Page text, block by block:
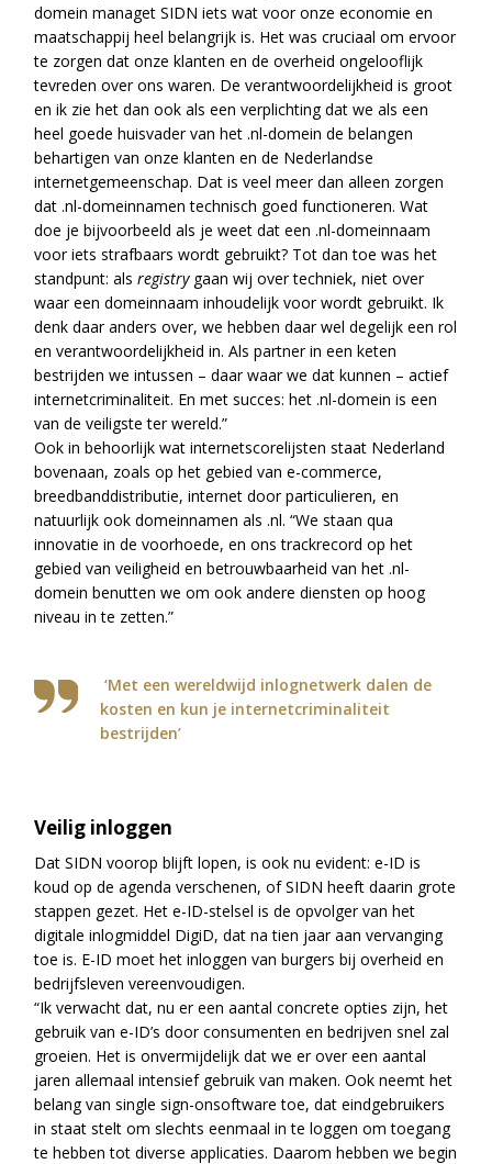
domein managet SIDN iets wat voor onze economie en
maatschappij heel belangrijk is. Het was cruciaal om ervoor
te zorgen dat onze klanten en de overheid ongelooflijk
tevreden over ons waren. De verantwoordelijkheid is groot
en ik zie het dan ook als een verplichting dat we als een
heel goede huisvader van het .nl-domein de belangen
behartigen van onze klanten en de Nederlandse
internetgemeenschap. Dat is veel meer dan alleen zorgen
dat .nl-domeinnamen technisch goed functioneren. Wat
doe je bijvoorbeeld als je weet dat een .nl-domeinnaam
voor iets strafbaars wordt gebruikt? Tot dan toe was het
standpunt: alsregistrygaan wij over techniek, niet over
waar een domeinnaam inhoudelijk voor wordt gebruikt. Ik
denk daar anders over, we hebben daar wel degelijk een rol
en verantwoordelijkheid in. Als partner in een keten
bestrijden we intussen – daar waar we dat kunnen – actief
internetcriminaliteit. En met succes: het .nl-domein is een
van de veiligste ter wereld.”
Ook in behoorlijk wat internetscorelijsten staat Nederland
bovenaan, zoals op het gebied van e-commerce,
breedbanddistributie, internet door particulieren, en
natuurlijk ook domeinnamen als .nl. “We staan qua
innovatie in de voorhoede, en ons trackrecord op het
gebied van veiligheid en betrouwbaarheid van het .nl-
domein benutten we om ook andere diensten op hoog
niveau in te zetten.”
‘Met een wereldwijd inlognetwerk dalen de
kosten en kun je internetcriminaliteit
bestrijden’
Veilig inloggen
Dat SIDN voorop blijft lopen, is ook nu evident: e-ID is
koud op de agenda verschenen, of SIDN heeft daarin grote
stappen gezet. Het e-ID-stelsel is de opvolger van het
digitale inlogmiddel DigiD, dat na tien jaar aan vervanging
toe is. E-ID moet het inloggen van burgers bij overheid en
bedrijfsleven vereenvoudigen.
“Ik verwacht dat, nu er een aantal concrete opties zijn, het
gebruik van e-ID’s door consumenten en bedrijven snel zal
groeien. Het is onvermijdelijk dat we er over een aantal
jaren allemaal intensief gebruik van maken. Ook neemt het
belang van single sign-onsoftware toe, dat eindgebruikers
in staat stelt om slechts eenmaal in te loggen om toegang
te hebben tot diverse applicaties. Daarom hebben we begin